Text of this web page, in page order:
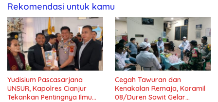
Rekomendasi untuk kamu
Yudisium Pascasarjana
UNSUR, Kapolres Cianjur
Tekankan Pentingnya Ilmu
Cegah Tawuran dan
Kenakalan Remaja, Koramil
08/Duren Sawit Gelar